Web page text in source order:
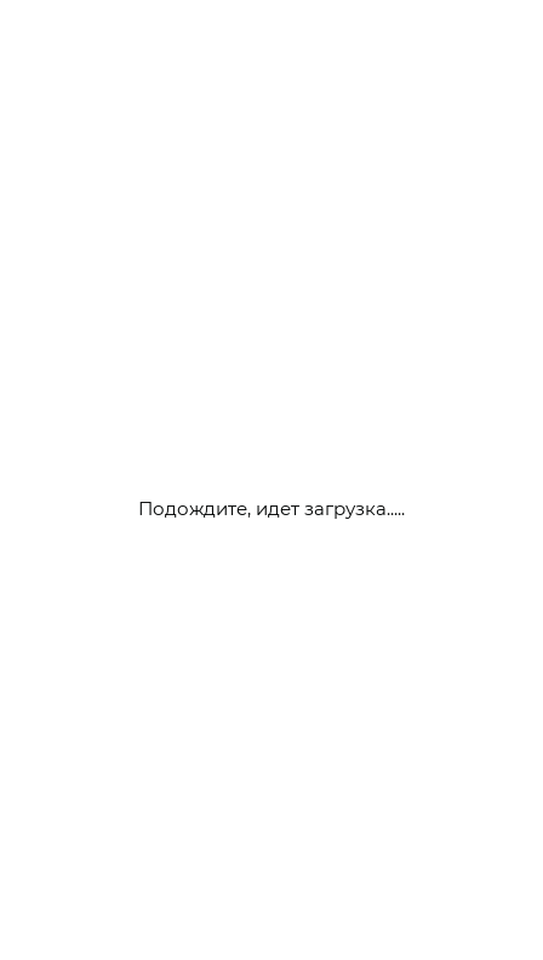
Подождите, идет загрузка.....